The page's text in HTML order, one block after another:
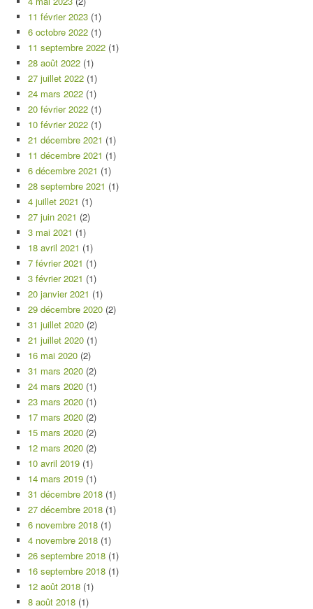
11 février 2023 (1)
6 octobre 2022 (1)
11 septembre 2022 (1)
28 août 2022 (1)
27 juillet 2022 (1)
24 mars 2022 (1)
20 février 2022 (1)
10 février 2022 (1)
21 décembre 2021 (1)
11 décembre 2021 (1)
6 décembre 2021 (1)
28 septembre 2021 (1)
4 juillet 2021 (1)
27 juin 2021 (2)
3 mai 2021 (1)
18 avril 2021 (1)
7 février 2021 (1)
3 février 2021 (1)
20 janvier 2021 (1)
29 décembre 2020 (2)
31 juillet 2020 (2)
21 juillet 2020 (1)
16 mai 2020 (2)
31 mars 2020 (2)
24 mars 2020 (1)
23 mars 2020 (1)
17 mars 2020 (2)
15 mars 2020 (2)
12 mars 2020 (2)
10 avril 2019 (1)
14 mars 2019 (1)
31 décembre 2018 (1)
27 décembre 2018 (1)
6 novembre 2018 (1)
4 novembre 2018 (1)
26 septembre 2018 (1)
16 septembre 2018 (1)
12 août 2018 (1)
8 août 2018 (1)